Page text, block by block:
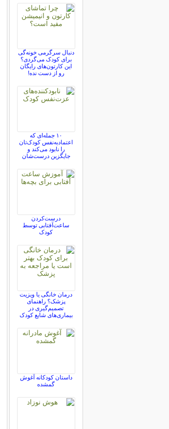
دنبال سرگرمی خونه‌گی
برای کودک می‌گردی؟
این کارتون‌های رایگان
رو از دست نده!
۱۰ جمله‌ای که
اعتمادبه‌نفس کودک‌تان
را نابود می‌کند و
جایگزین درست‌شان
درست‌کردن
ساعت‌آفتابی توسط
کودک
درمان خانگی یا ویزیت
پزشک؟ راهنمای
تصمیم‌گیری در
بیماری‌های شایع کودک
داستان کودکانه آغوش
گمشده